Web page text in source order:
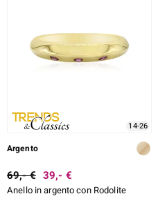
14-26
Argento
69,- € 39,- €
Anello in argento con Rodolite